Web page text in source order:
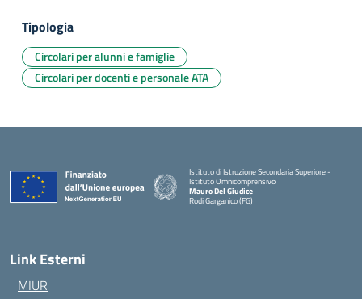
Tipologia
Circolari per alunni e famiglie
Circolari per docenti e personale ATA
Istituto di Istruzione Secondaria Superiore -
Istituto Omnicomprensivo
Mauro Del Giudice
Rodi Garganico (FG)
— Visita la pagina iniziale della scuola
Link Esterni
MIUR